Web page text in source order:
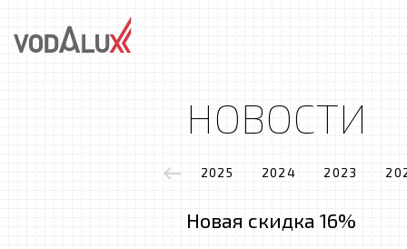
НОВОСТИ
2025 2024 2023
Новая скидка 16%